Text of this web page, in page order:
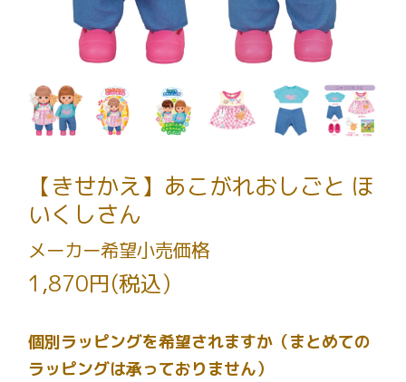
【きせかえ】あこがれおしごと ほ
いくしさん
メーカー希望小売価格
1,870円(税込)
個別ラッピングを希望されますか（まとめての
ラッピングは承っておりません）